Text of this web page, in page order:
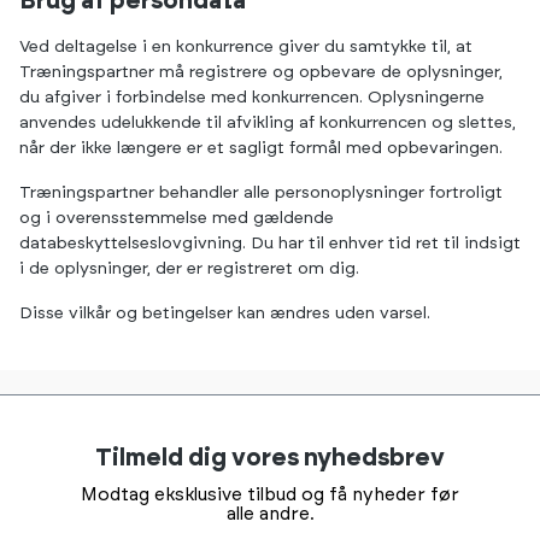
Ved deltagelse i en konkurrence giver du samtykke til, at
Træningspartner må registrere og opbevare de oplysninger,
du afgiver i forbindelse med konkurrencen. Oplysningerne
anvendes udelukkende til afvikling af konkurrencen og slettes,
når der ikke længere er et sagligt formål med opbevaringen.
Træningspartner behandler alle personoplysninger fortroligt
og i overensstemmelse med gældende
databeskyttelseslovgivning. Du har til enhver tid ret til indsigt
i de oplysninger, der er registreret om dig.
Disse vilkår og betingelser kan ændres uden varsel.
Tilmeld dig vores nyhedsbrev
Modtag eksklusive tilbud og få nyheder før
alle andre.